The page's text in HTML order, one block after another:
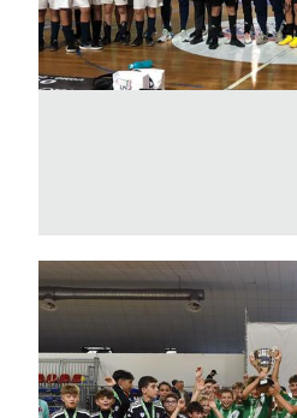
Museo
del
Calcio
Cerca